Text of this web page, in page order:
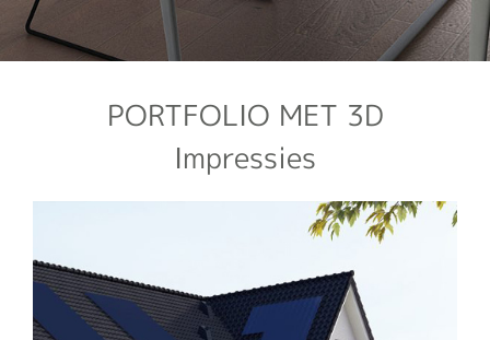
PORTFOLIO MET 3D
Impressies